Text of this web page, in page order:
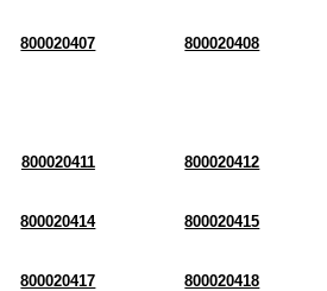
800020407 800020408
800020411 800020412
800020414 800020415
800020417 800020418